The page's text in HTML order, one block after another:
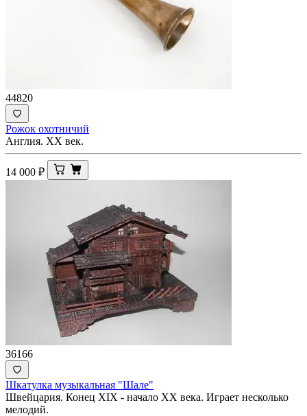
44820
Рожок охотничий
Англия. XX век.
14 000 ₽
36166
Шкатулка музыкальная "Шале"
Швейцария. Конец XIX - начало XX века. Играет несколько
мелодий.